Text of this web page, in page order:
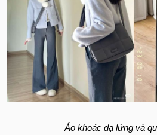
Áo khoác dạ lửng và